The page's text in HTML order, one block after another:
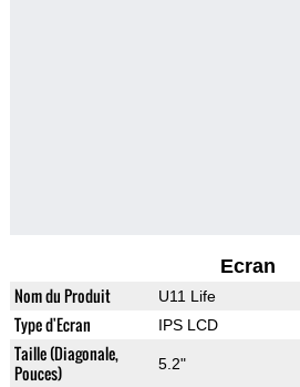
Ecran
Nom du Produit U11 Life
Type d'Ecran IPS LCD
Taille (Diagonale,
Pouces)
5.2"